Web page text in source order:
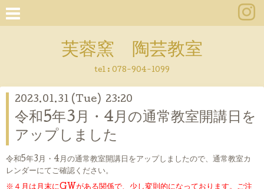
芙蓉窯 陶芸教室
tel : 078-904-1099
2023.01.31 (Tue) 23:20
令和5年3月・4月の通常教室開講日を
アップしました
令和5年3月・4月の通常教室開講日をアップしましたので、通常教室カ
レンダーにてご確認ください。
※４月は月末にGWがある関係で、少し変則的になっております。ご注